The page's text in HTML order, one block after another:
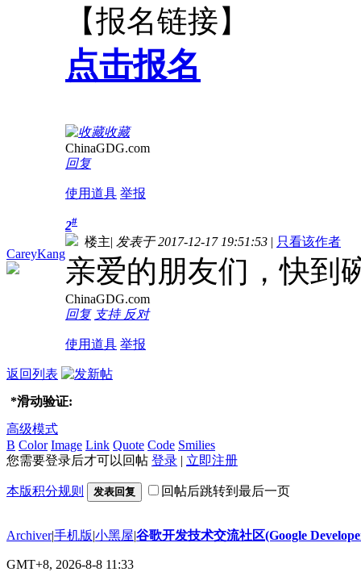
【报名链接】
点击报名
收藏
ChinaGDG.com
回复
使用道具 举报
CareyKang
2#
楼主| 发表于 2017-12-17 19:51:53 | 只看该作者
亲爱的朋友们，快到
ChinaGDG.com
回复 支持 反对
使用道具 举报
返回列表
*滑动验证:
高级模式
B Color Image Link Quote Code Smilies
您需要登录后才可以回帖 登录 | 立即注册
本版积分规则 发表回复 回帖后跳转到最后一页
Archiver|手机版|小黑屋|谷歌开发技术交流社区(Google
GMT+8, 2026-8-8 11:33